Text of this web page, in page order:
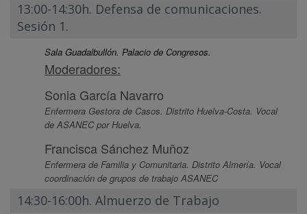
13:00-14:30h. Defensa de comunicaciones.
Sesión 1.
Sala Guadalbullón. Palacio de Congresos.
Moderadores:
Sonia García Navarro
Enfermera Gestora de Casos. Distrito Huelva-Costa. Vocal
de ASANEC por Huelva.
Francisca Sánchez Muñoz
Enfermera de Familia y Comunitaria. Distrito Almería. Vocal
coordinación de grupos de trabajo ASANEC
14:30-16:00h. Almuerzo de Trabajo